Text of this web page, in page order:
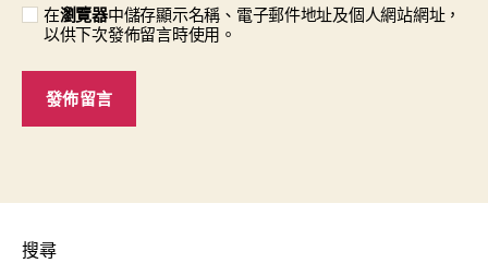
在瀏覽器中儲存顯示名稱、電子郵件地址及個人網站網址，
以供下次發佈留言時使用。
搜尋